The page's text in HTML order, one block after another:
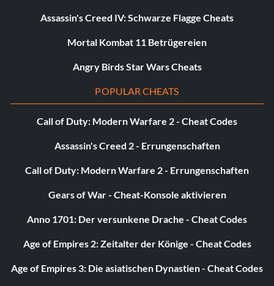
Belohnung: 25 Punkte
Zielsetzung: Verdiene eine Goldmedaille oder besser für
jede Veranstaltung in der "Windy City" Challenge Series
Industrielles Gold
Belohnung: 25 Punkte
jede Veranstaltung in der Challenge-Serie "Industrial
Ländliches Gold
Assassin's Creed IV: Schwarze Flagge Cheats
Mortal Kombat 11 Betrügereien
Angry Birds Star Wars Cheats
POPULAR CHEATS
Call of Duty: Modern Warfare 2 - Cheat Codes
Assassin's Creed 2 - Errungenschaften
Call of Duty: Modern Warfare 2 - Errungenschaften
Gears of War - Cheat-Konsole aktivieren
Anno 1701: Der versunkene Drache - Cheat Codes
Age of Empires 2: Zeitalter der Könige - Cheat Codes
Age of Empires 3: Die asiatischen Dynastien - Cheat Codes